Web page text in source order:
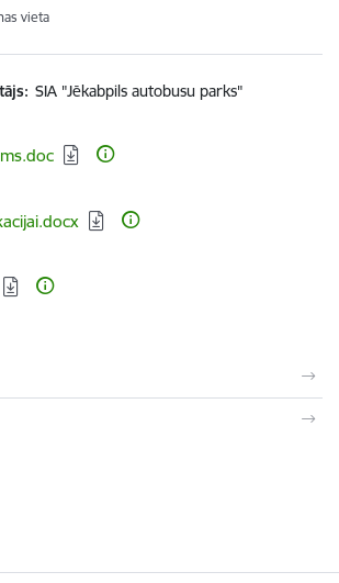
vieta
SIA "Jēkabpils autobusu parks"